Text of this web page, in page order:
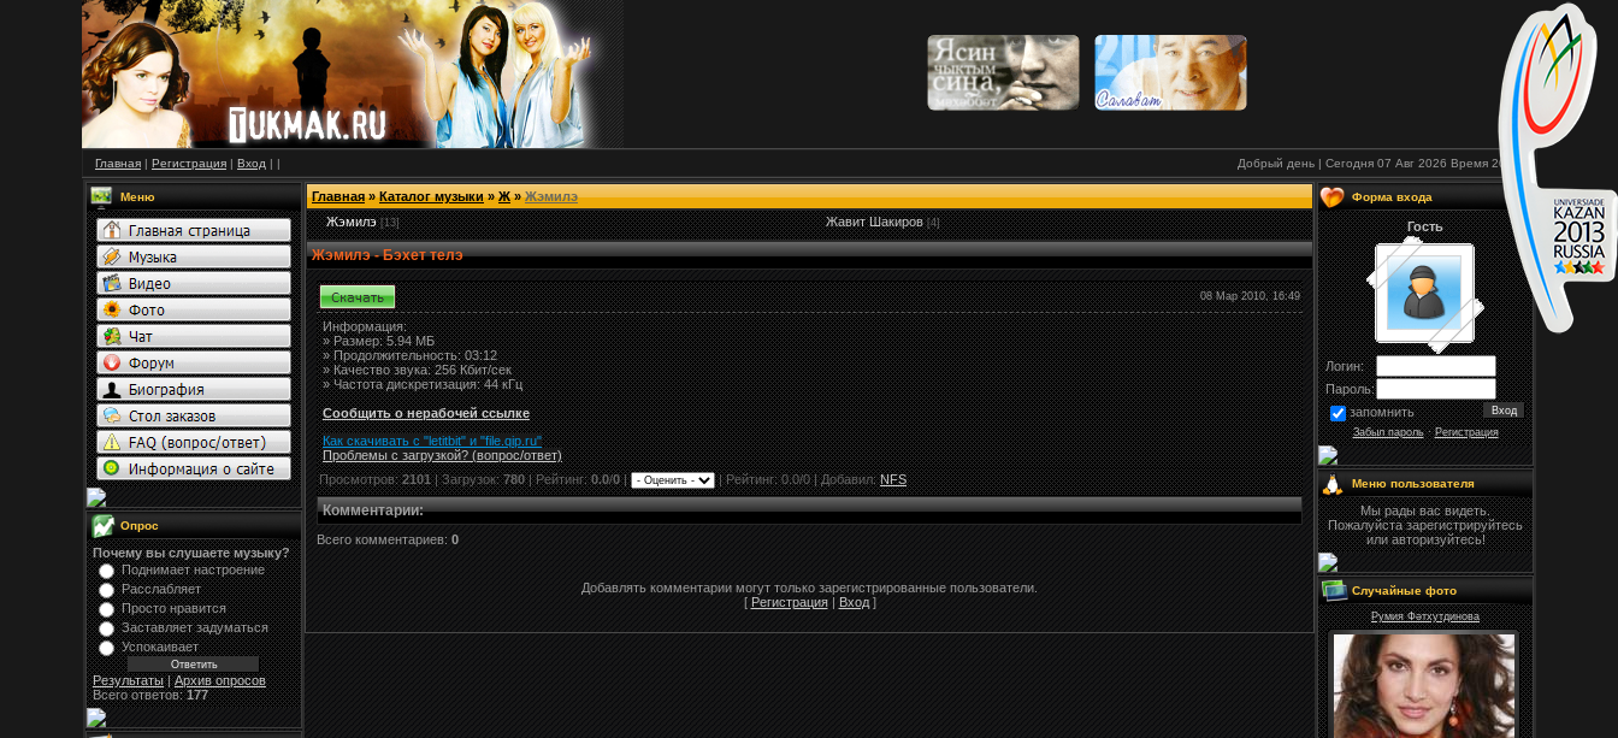
Главная | Регистрация | Вход | | Добрый день | Сегодня 07 Авг 2026 Время 20:28
Меню
Опрос
Почему вы слушаете музыку?
Поднимает настроение
Расслабляет
Просто нравится
Заставляет задуматься
Успокаивает
Результаты|Архив опросов
Всего ответов:177
Главная»Каталог музыки»Ж» Жэмилэ
Жэмилэ [13] Жавит Шакиров [4]
Жэмилэ - Бэхет телэ
08 Мар 2010, 16:49
Информация:
»Размер:5.94 МБ
» Продолжительность: 03:12
» Качество звука: 256 Кбит/сек
» Частота дискретизация: 44 кГц
Сообщить о нерабочей ссылке
Как скачивать с "letitbit" и "file.qip.ru"
Проблемы с загрузкой? (вопрос/ответ)
Просмотров:2101| Загрузок:780| Рейтинг:0.0/0| |Рейтинг:0.0/0 | Добавил:NFS
Комментарии:
Всего комментариев: 0
Добавлять комментарии могут только зарегистрированные пользователи.
[ Регистрация| Вход]
Форма входа
Гость
Логин:
Пароль:
запомнить
Забыл пароль·Регистрация
Меню пользователя
Мы рады вас видеть.
Пожалуйста зарегистрируйтесь
или авторизуйтесь!
Случайные фото
Румия Фәтхутдинова